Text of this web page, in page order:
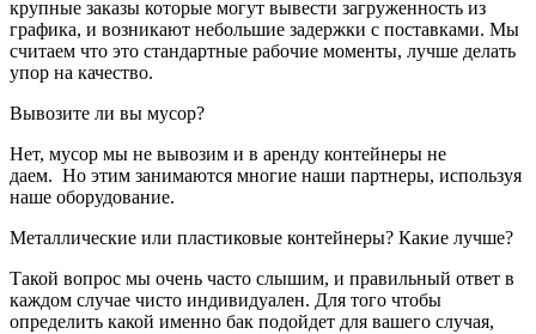
крупные заказы которые могут вывести загруженность из
графика, и возникают небольшие задержки с поставками. Мы
считаем что это стандартные рабочие моменты, лучше делать
упор на качество.
Вывозите ли вы мусор?
Нет, мусор мы не вывозим и в аренду контейнеры не
даем. Но этим занимаются многие наши партнеры, используя
наше оборудование.
Металлические или пластиковые контейнеры? Какие лучше?
Такой вопрос мы очень часто слышим, и правильный ответ в
каждом случае чисто индивидуален. Для того чтобы
определить какой именно бак подойдет для вашего случая,